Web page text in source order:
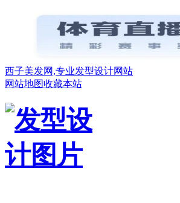
西子美发网,专业发型设计网站
网站地图收藏本站